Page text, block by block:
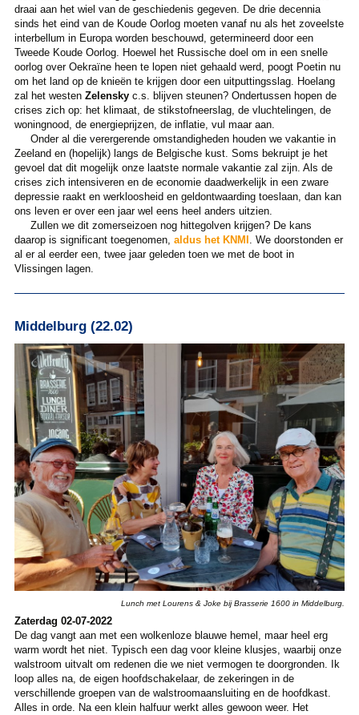
draai aan het wiel van de geschiedenis gegeven. De drie decennia
sinds het eind van de Koude Oorlog moeten vanaf nu als het zoveelste
interbellum in Europa worden beschouwd, getermineerd door een
Tweede Koude Oorlog. Hoewel het Russische doel om in een snelle
oorlog over Oekraïne heen te lopen niet gehaald werd, poogt Poetin nu
om het land op de knieën te krijgen door een uitputtingsslag. Hoelang
zal het westen Zelenskyc.s. blijven steunen? Ondertussen hopen de
crises zich op: het klimaat, de stikstofneerslag, de vluchtelingen, de
woningnood, de energieprijzen, de inflatie, vul maar aan.
Onder al die verergerende omstandigheden houden we vakantie in
Zeeland en (hopelijk) langs de Belgische kust. Soms bekruipt je het
gevoel dat dit mogelijk onze laatste normale vakantie zal zijn. Als de
crises zich intensiveren en de economie daadwerkelijk in een zware
depressie raakt en werkloosheid en geldontwaarding toeslaan, dan kan
ons leven er over een jaar wel eens heel anders uitzien.
Zullen we dit zomerseizoen nog hittegolven krijgen? De kans
daarop is significant toegenomen, aldus het KNMI . We doorstonden er
al er al eerder een, twee jaar geleden toen we met de boot in
Vlissingen lagen.
Middelburg (22.02)
Lunch met Lourens & Joke bij Brasserie 1600 in Middelburg.
Zaterdag 02-07-2022
De dag vangt aan met een wolkenloze blauwe hemel, maar heel erg
warm wordt het niet. Typisch een dag voor kleine klusjes, waarbij onze
walstroom uitvalt om redenen die we niet vermogen te doorgronden. Ik
loop alles na, de eigen hoofdschakelaar, de zekeringen in de
verschillende groepen van de walstroomaansluiting en de hoofdkast.
Alles in orde. Na een klein halfuur werkt alles gewoon weer. Het